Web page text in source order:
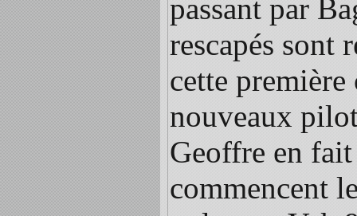
passant par
rescapés sont
cette première
nouveaux
Geoffre en
commencent